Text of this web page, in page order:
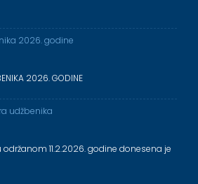
2026. godine
2026. GODINE
udžbenika
11.2.2026. godine donesena je